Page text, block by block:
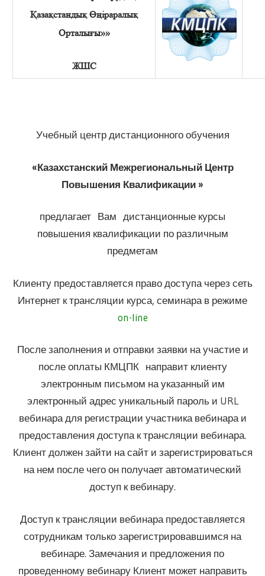
Қазақстандық Өңіраралық
Орталығы»»
ЖШС
Учебный центр дистанционного обучения
«Казахстанский Межрегиональный Центр
Повышения Квалификации »
предлагает Вам дистанционные курсы
повышения квалификации по различным
предметам
Клиенту предоставляется право доступа через сеть
Интернет к трансляции курса, семинара в режиме
on-line
После заполнения и отправки заявки на участие и
после оплаты КМЦПК направит клиенту
электронным письмом на указанный им
электронный адрес уникальный пароль и URL
вебинара для регистрации участника вебинара и
предоставления доступа к трансляции вебинара.
Клиент должен зайти на сайт и зарегистрироваться
на нем после чего он получает автоматический
доступ к вебинару.
Доступ к трансляции вебинара предоставляется
сотрудникам только зарегистрировавшимся на
вебинаре. Замечания и предложения по
проведенному вебинару Клиент может направить